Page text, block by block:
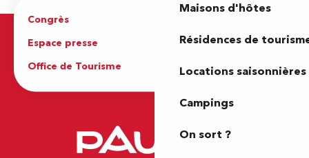
Maisons d'hôtes
Résidences de
Locations saisonnières
Campings
On sort ?
Congrès
Espace presse
Brochures
Office de Tourisme